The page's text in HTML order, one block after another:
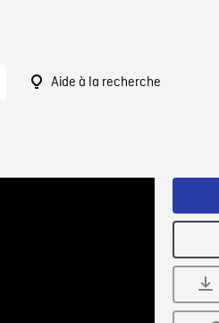
Aide à la recherche